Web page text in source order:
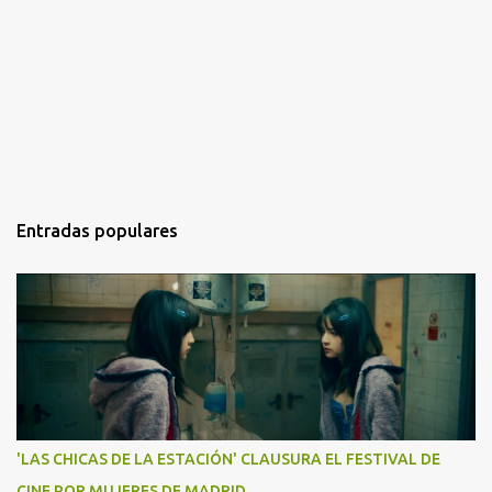
Entradas populares
'LAS CHICAS DE LA ESTACIÓN' CLAUSURA EL FESTIVAL DE